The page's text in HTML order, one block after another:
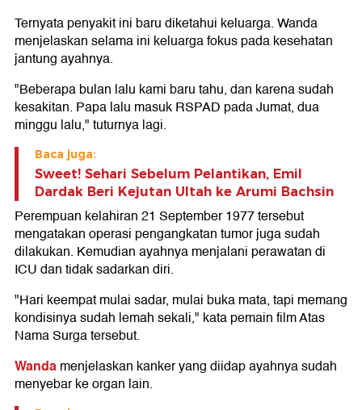
Ternyata penyakit ini baru diketahui keluarga. Wanda
menjelaskan selama ini keluarga fokus pada kesehatan
jantung ayahnya.
"Beberapa bulan lalu kami baru tahu, dan karena sudah
kesakitan. Papa lalu masuk RSPAD pada Jumat, dua
minggu lalu," tuturnya lagi.
Baca juga:
Sweet! Sehari Sebelum Pelantikan, Emil
Dardak Beri Kejutan Ultah ke Arumi Bachsin
Perempuan kelahiran 21 September 1977 tersebut
mengatakan operasi pengangkatan tumor juga sudah
dilakukan. Kemudian ayahnya menjalani perawatan di
ICU dan tidak sadarkan diri.
"Hari keempat mulai sadar, mulai buka mata, tapi memang
kondisinya sudah lemah sekali," kata pemain film Atas
Nama Surga tersebut.
Wandamenjelaskan kanker yang diidap ayahnya sudah
menyebar ke organ lain.